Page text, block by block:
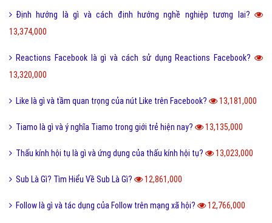
Định hướng là gì và cách định hướng nghề nghiệp tương lai?
13,374,000
Reactions Facebook là gì và cách sử dụng Reactions Facebook?
13,320,000
Like là gì và tầm quan trọng của nút Like trên Facebook? 13,181,000
Tiamo là gì và ý nghĩa Tiamo trong giới trẻ hiện nay? 13,135,000
Thấu kính hội tụ là gì và ứng dụng của thấu kính hội tụ? 13,023,000
Sub Là Gì? Tìm Hiểu Về Sub Là Gì? 12,861,000
Follow là gì và tác dụng của Follow trên mạng xã hội? 12,766,000